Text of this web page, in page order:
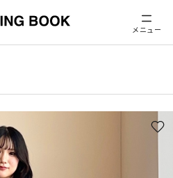
メニュー